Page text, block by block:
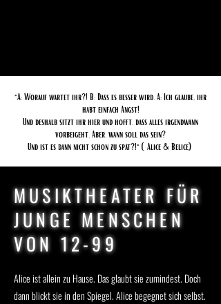
"A: Worauf wartet ihr?! B: Dass es besser wird. A: Ich glaube, ihr
habt einfach Angst!
Und deshalb sitzt ihr hier und hofft, dass alles irgendwann
vorbeigeht. Aber, wann soll das sein?
Und ist es dann nicht schon zu spät?!" (Alice & Belice)
MUSIKTHEATER FÜR
JUNGE MENSCHEN
VON 12-99
Alice ist allein zu Hause. Das glaubt sie zumindest. Doch
dann blickt sie in den Spiegel. Alice begegnet sich selbst.